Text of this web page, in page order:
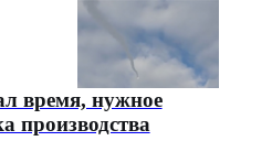
время, нужное
производства